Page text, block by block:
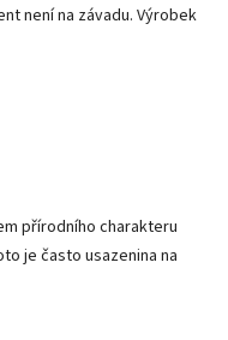
není na závadu. Výrobek
přírodního charakteru
je často usazenina na